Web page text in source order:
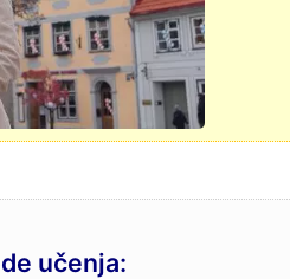
učenja: